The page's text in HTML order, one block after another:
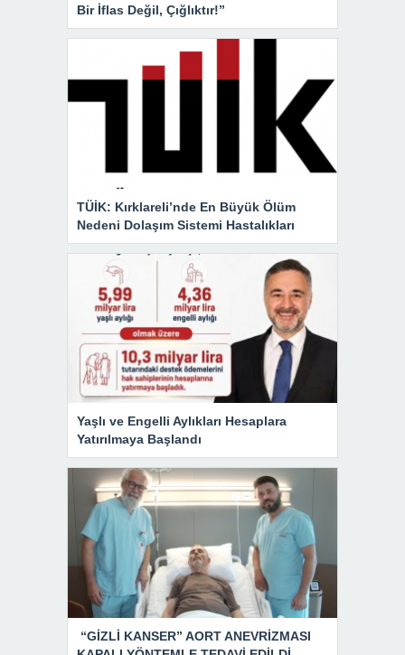
Bir İflas Değil, Çığlıktır!”
TÜİK: Kırklareli’nde En Büyük Ölüm
Nedeni Dolaşım Sistemi Hastalıkları
Yaşlı ve Engelli Aylıkları Hesaplara
Yatırılmaya Başlandı
“GİZLİ KANSER” AORT ANEVRİZMASI